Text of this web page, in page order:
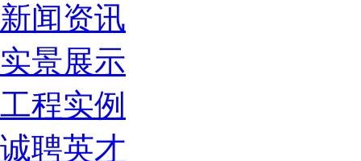
新闻资讯
实景展示
工程实例
诚聘英才